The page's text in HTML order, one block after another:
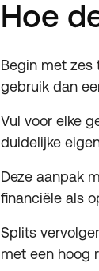
Hoe
Begin met zes
gebruik dan
Vul voor elke
duidelijke
Deze aanpak
financiële als
Splits
met een hoog